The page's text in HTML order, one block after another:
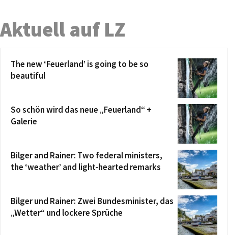
Aktuell auf LZ
The new ‘Feuerland’ is going to be so
beautiful
So schön wird das neue „Feuerland“ +
Galerie
Bilger and Rainer: Two federal ministers,
the ‘weather’ and light-hearted remarks
Bilger und Rainer: Zwei Bundesminister, das
„Wetter“ und lockere Sprüche